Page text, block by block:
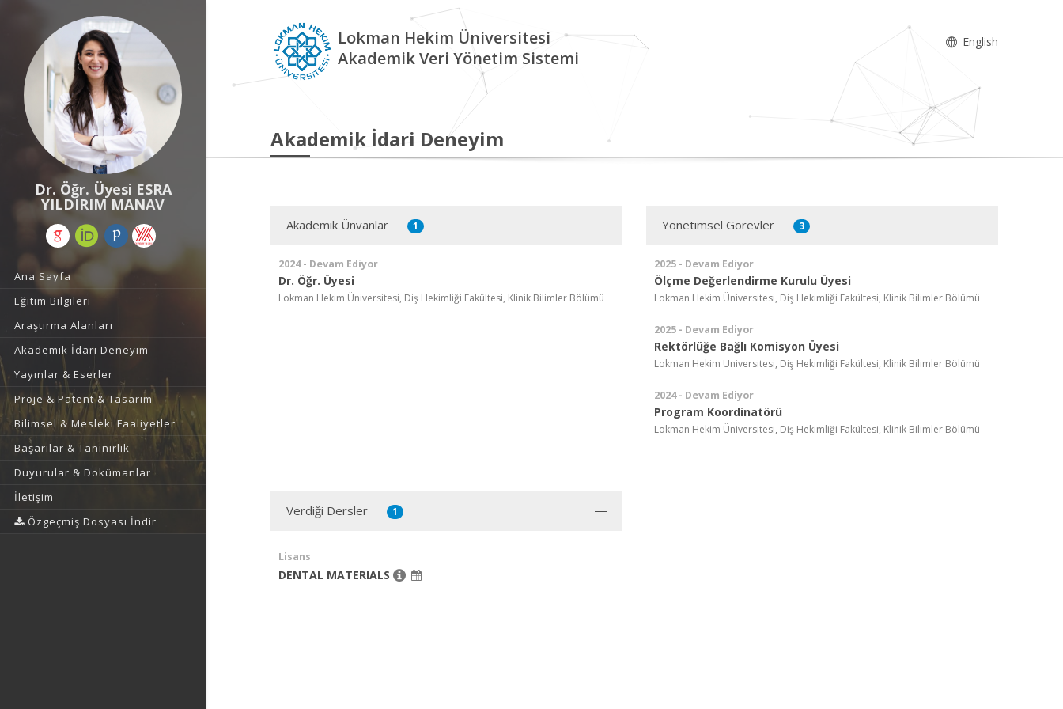
Dr. Öğr. Üyesi ESRA
YILDIRIM MANAV
Ana Sayfa
Eğitim Bilgileri
Araştırma Alanları
Akademik İdari Deneyim
Yayınlar & Eserler
Proje & Patent & Tasarım
Bilimsel & Mesleki Faaliyetler
Başarılar & Tanınırlık
Duyurular & Dokümanlar
İletişim
Özgeçmiş Dosyası İndir
Lokman Hekim Üniversitesi
Akademik Veri Yönetim Sistemi
English
Akademik İdari Deneyim
Akademik Ünvanlar 1
2024 - Devam Ediyor
Dr. Öğr. Üyesi
Lokman Hekim Üniversitesi, Diş Hekimliği Fakültesi, Klinik Bilimler Bölümü
Yönetimsel Görevler 3
2025 - Devam Ediyor
Ölçme Değerlendirme Kurulu Üyesi
Lokman Hekim Üniversitesi, Diş Hekimliği Fakültesi, Klinik Bilimler Bölümü
2025 - Devam Ediyor
Rektörlüğe Bağlı Komisyon Üyesi
Lokman Hekim Üniversitesi, Diş Hekimliği Fakültesi, Klinik Bilimler Bölümü
2024 - Devam Ediyor
Program Koordinatörü
Lokman Hekim Üniversitesi, Diş Hekimliği Fakültesi, Klinik Bilimler Bölümü
Verdiği Dersler 1
Lisans
DENTAL MATERIALS